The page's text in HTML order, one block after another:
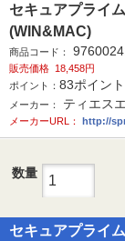
セキュアプライ
(WIN&MAC)
商品コード：
販売価格 18,458円
ポイント： 83ポイント
メーカー： ティエス
メーカーURL： http://
数量
セキュアプライ